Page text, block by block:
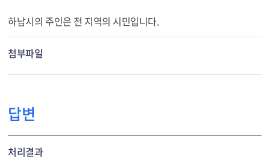
하남시의 주인은 전 지역의 시민입니다.
첨부파일
답변
처리결과